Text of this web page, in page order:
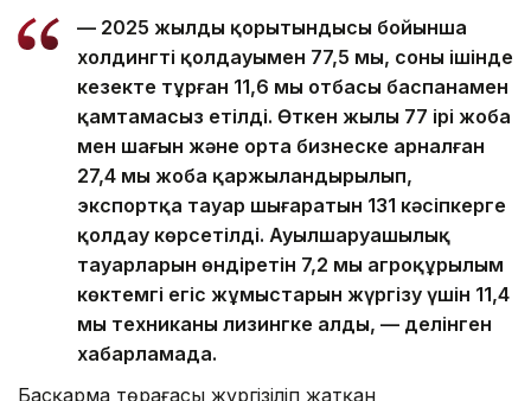
— 2025 жылдың қорытындысы бойынша
холдингтің қолдауымен 77,5 мың, соның ішінде
кезекте тұрған 11,6 мың отбасы баспанамен
қамтамасыз етілді. Өткен жылы 77 ірі жоба
мен шағын және орта бизнеске арналған
27,4 мың жоба қаржыландырылып,
экспортқа тауар шығаратын 131 кәсіпкерге
қолдау көрсетілді. Ауылшаруашылық
тауарларын өндіретін 7,2 мың агроқұрылым
көктемгі егіс жұмыстарын жүргізу үшін 11,4
мың техниканы лизингке алды, — делінген
хабарламада.
Басқарма төрағасы жүргізіліп жатқан